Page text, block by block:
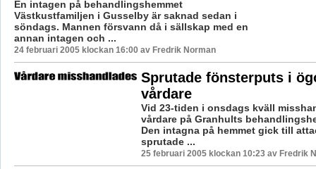
En intagen på behandlingshemmet
Västkustfamiljen i Gusselby är saknad sedan i
söndags. Mannen försvann då i sällskap med en
annan intagen och ...
24 februari 2005 klockan 16:00 av Fredrik Norman
Sprutade fönsterputs i
vårdare
Vid 23-tiden i onsdags kväll
vårdare på Granhults
Den intagna på hemmet gick till
sprutade ...
25 februari 2005 klockan 10:23 av Fredrik